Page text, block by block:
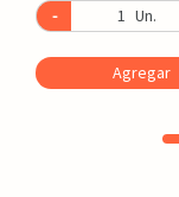
- Un.
Agregar